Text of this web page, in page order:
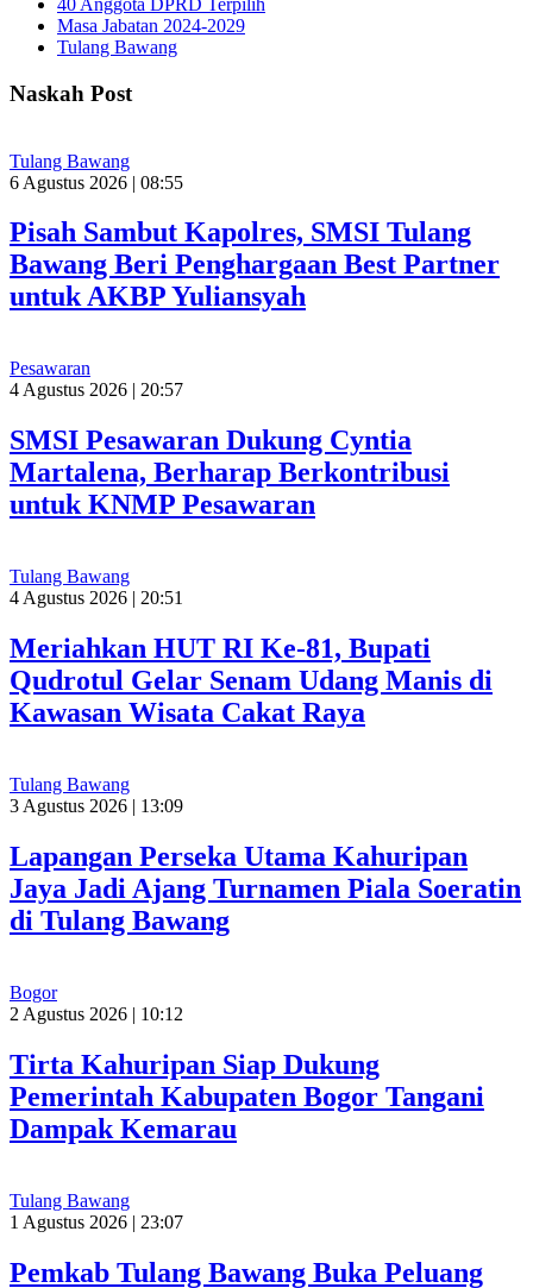
40 Anggota DPRD Terpilih
Masa Jabatan 2024-2029
Tulang Bawang
Naskah Post
Tulang Bawang
6 Agustus 2026 | 08:55
Pisah Sambut Kapolres, SMSI Tulang
Bawang Beri Penghargaan Best Partner
untuk AKBP Yuliansyah
Pesawaran
4 Agustus 2026 | 20:57
SMSI Pesawaran Dukung Cyntia
Martalena, Berharap Berkontribusi
untuk KNMP Pesawaran
Tulang Bawang
4 Agustus 2026 | 20:51
Meriahkan HUT RI Ke-81, Bupati
Qudrotul Gelar Senam Udang Manis di
Kawasan Wisata Cakat Raya
Tulang Bawang
3 Agustus 2026 | 13:09
Lapangan Perseka Utama Kahuripan
Jaya Jadi Ajang Turnamen Piala Soeratin
di Tulang Bawang
Bogor
2 Agustus 2026 | 10:12
Tirta Kahuripan Siap Dukung
Pemerintah Kabupaten Bogor Tangani
Dampak Kemarau
Tulang Bawang
1 Agustus 2026 | 23:07
Pemkab Tulang Bawang Buka Peluang